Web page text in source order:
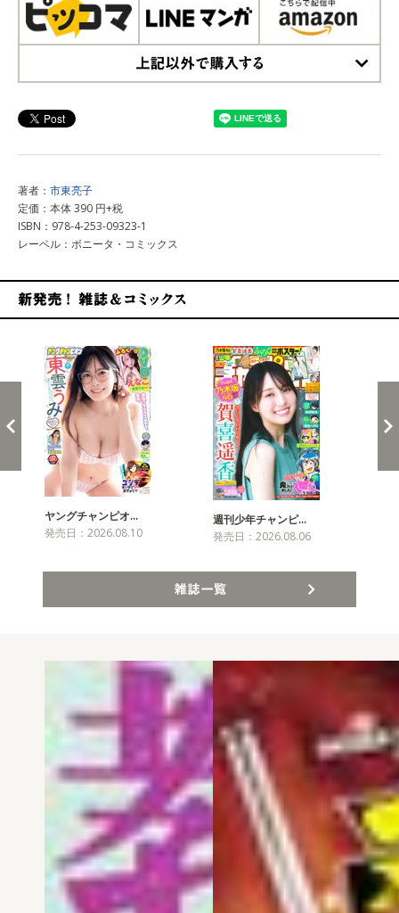
著者： 市東亮子
定価：本体 390 円+税
ISBN：978-4-253-09323-1
レーベル：ボニータ・コミックス
ヤングチャンピオ…
発売日：2026.08.10
週刊少年チャンピ…
発売日：2026.08.06